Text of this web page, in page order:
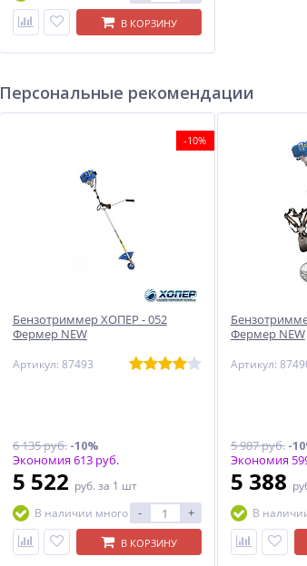
В КОРЗИНУ
Персональные рекомендации
-10%
Бензотриммер ХОПЕР - 052
Фермер NEW
Артикул: 87493
6 135 руб.-10%
Экономия 613 руб.
5 522 руб. за 1 шт
В наличии много
- +
В КОРЗИНУ
Фермер NEW
Артикул:
5 987 руб.-
Экономия
5 388
В